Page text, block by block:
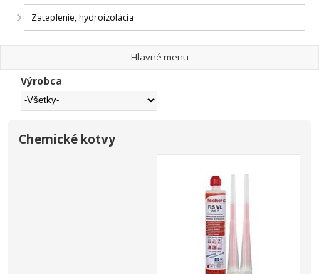
Zateplenie, hydroizolácia
Hlavné menu
Výrobca
Chemické kotvy